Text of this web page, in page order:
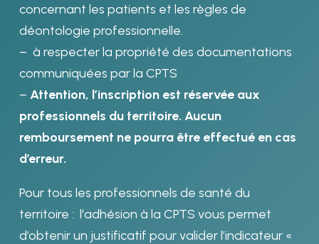
concernant les patients et les règles de
déontologie professionnelle.
– à respecter la propriété des documentations
communiquées par la CPTS
– Attention, l’inscription est réservée aux
professionnels du territoire. Aucun
remboursement ne pourra être effectué en cas
d’erreur.
Pour tous les professionnels de santé du
territoire : l‘adhésion à la CPTS vous permet
d’obtenir un justificatif pour valider l’indicateur «